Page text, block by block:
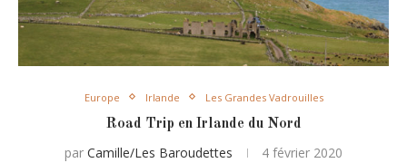
Europe Irlande Les Grandes Vadrouilles
Road Trip en Irlande du Nord
par Camille/Les Baroudettes 4 février 2020